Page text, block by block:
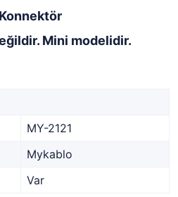
Mini modelidir.
MY-2121
Mykablo
Var